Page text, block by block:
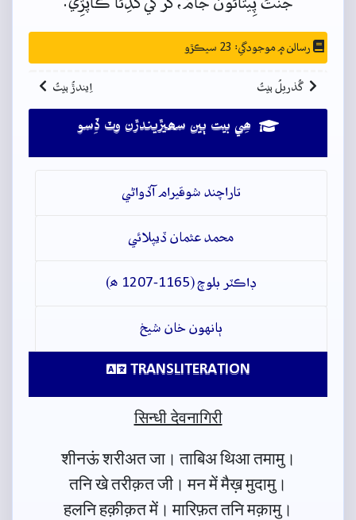
رسالن ۾ موجودگي: 23 سيڪڙو
گُذريلُ بيتُ اِيندڙُ بيتُ
ھِي بيت ٻين سھيڙيندڙن وٽ ڏِسو
تاراچند شوقيرام آڏواڻي
محمد عثمان ڏيپلائي
ڊاڪٽر بلوچ (1165-1207 ھ)
ٻانهون خان شيخ
TRANSLITERATION
सिन्धी देवनागिरी
शीनऊं शरीअत जा। ताबिअ थिआ तमामु।
तनि खे तरीक़त जी। मन में मैख़ मुदामु।
हलनि हक़ीक़त में। मारिफ़त तनि मक़ामु।